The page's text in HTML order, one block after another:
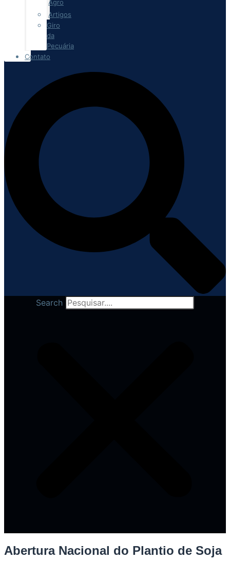
Agro
Artigos
Giro
da
Pecuária
Contato
Search
Abertura Nacional do Plantio de Soja